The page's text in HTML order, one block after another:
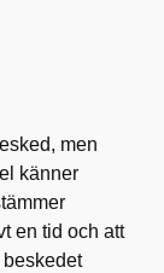
men
känner
en tid och att